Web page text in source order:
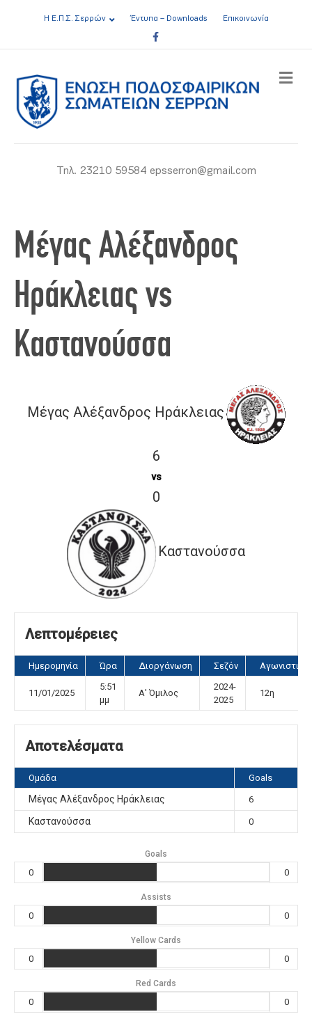
Η Ε.Π.Σ. Σερρών Έντυπα – Downloads
Επικοινωνία
Facebook
Τηλ. 23210 59584 epsserron@gmail.com
Μέγας Αλέξανδρος
Ηράκλειας vs
Καστανούσσα
Μέγας Αλέξανδρος Ηράκλειας
6
vs
0
Καστανούσσα
Λεπτομέρειες
Ημερομηνία Ώρα Διοργάνωση Σεζόν Αγωνιστική
11/01/2025
5:51
μμ
Α' Όμιλος
2024-
2025
12η
Αποτελέσματα
Ομάδα Goals
Μέγας Αλέξανδρος Ηράκλειας 6
Καστανούσσα 0
Goals
0 0
Assists
0 0
Yellow Cards
0 0
Red Cards
0 0